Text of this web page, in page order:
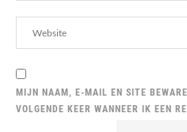
MIJN NAAM, E-MAIL EN SITE
VOLGENDE KEER WANNEER IK EEN